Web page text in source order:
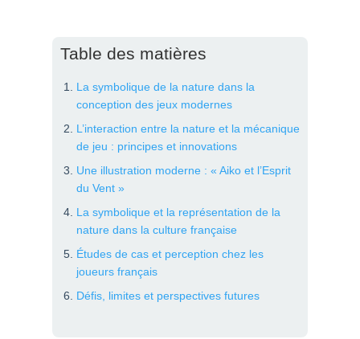
Table des matières
La symbolique de la nature dans la
conception des jeux modernes
L’interaction entre la nature et la mécanique
de jeu : principes et innovations
Une illustration moderne : « Aiko et l’Esprit
du Vent »
La symbolique et la représentation de la
nature dans la culture française
Études de cas et perception chez les
joueurs français
Défis, limites et perspectives futures